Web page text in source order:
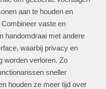
aan te houden en
vaste en
handomdraai met andere
waarbij privacy en
worden verloren. Zo
sneller
houden ze meer tijd over